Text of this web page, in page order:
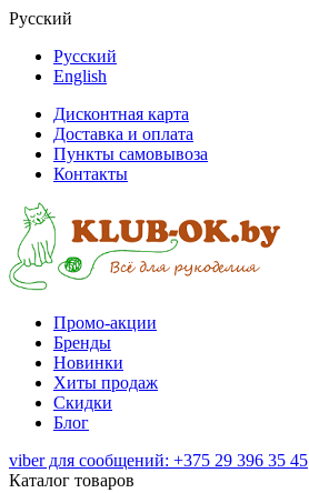
Русский
Русский
English
Дисконтная карта
Доставка и оплата
Пункты самовывоза
Контакты
Промо-акции
Бренды
Новинки
Хиты продаж
Скидки
Блог
viber для сообщений: +375 29 396 35 45
Каталог товаров